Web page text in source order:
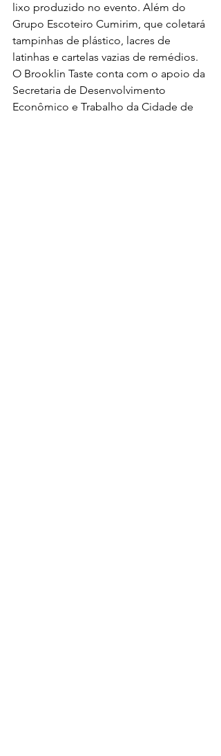
lixo produzido no evento. Além do
Grupo Escoteiro Cumirim, que coletará
tampinhas de plástico, lacres de
latinhas e cartelas vazias de remédios.
O Brooklin Taste conta com o apoio da
Secretaria de Desenvolvimento
Econômico e Trabalho da Cidade de